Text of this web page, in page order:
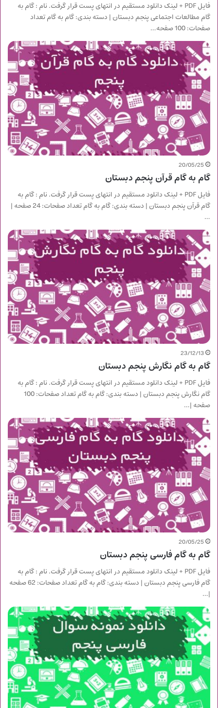
فایل PDF + لینک دانلود مستقیم در انتهای پست قرار گرفت. نام : گام به
گام مطالعات اجتماعی پنجم دبستان | دسته بندی: گام به گام تعداد
صفحات: 100 صفحه…
20/05/25
گام به گام قرآن پنجم دبستان
فایل PDF + لینک دانلود مستقیم در انتهای پست قرار گرفت. نام : گام به
گام قرآن پنجم دبستان | دسته بندی: گام به گام تعداد صفحات: 24 صفحه |
…
23/12/13
گام به گام نگارش پنجم دبستان
فایل PDF + لینک دانلود مستقیم در انتهای پست قرار گرفت. نام : گام به
گام نگارش پنجم دبستان | دسته بندی: گام به گام تعداد صفحات: 100
صفحه |…
20/05/25
گام به گام فارسی پنجم دبستان
فایل PDF + لینک دانلود مستقیم در انتهای پست قرار گرفت. نام : گام به
گام فارسی پنجم دبستان | دسته بندی: گام به گام تعداد صفحات: 62 صفحه
|…